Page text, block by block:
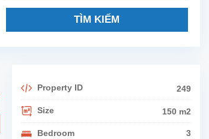
TÌM KIẾM
Property ID 249
Size 150 m2
Bedroom 3